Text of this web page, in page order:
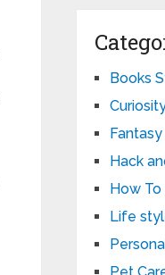
Books
Hack
How To
Life